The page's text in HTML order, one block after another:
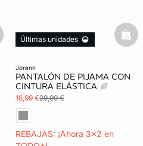
jorenn
PANTALÓN DE PIJAMA CON
CINTURA ELÁSTICA
16,99 €29,99 €
REBAJAS: ¡Ahora 3x2 en
Últimas unidades
Exclu Web